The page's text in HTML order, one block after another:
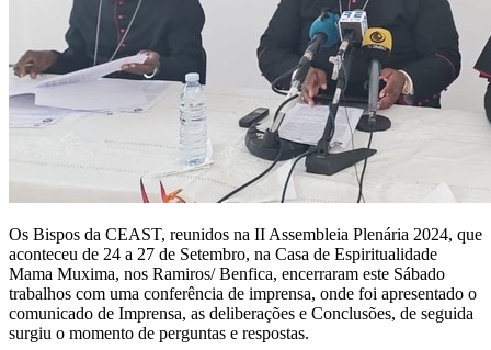
Os Bispos da CEAST, reunidos na II Assembleia Plenária 2024, que
aconteceu de 24 a 27 de Setembro, na Casa de Espiritualidade
Mama Muxima, nos Ramiros/ Benfica, encerraram este Sábado
trabalhos com uma conferência de imprensa, onde foi apresentado o
comunicado de Imprensa, as deliberações e Conclusões, de seguida
surgiu o momento de perguntas e respostas.